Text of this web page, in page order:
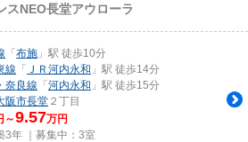
スNEO長堂アウローラ
「布施 」駅 徒歩10分
線 「 ＪＲ河内永和 」駅 徒歩14分
奈良線 「河内永和 」駅 徒歩15分
阪市長堂 ２丁目
～9.57万円
3年 ｜募集中： 3室